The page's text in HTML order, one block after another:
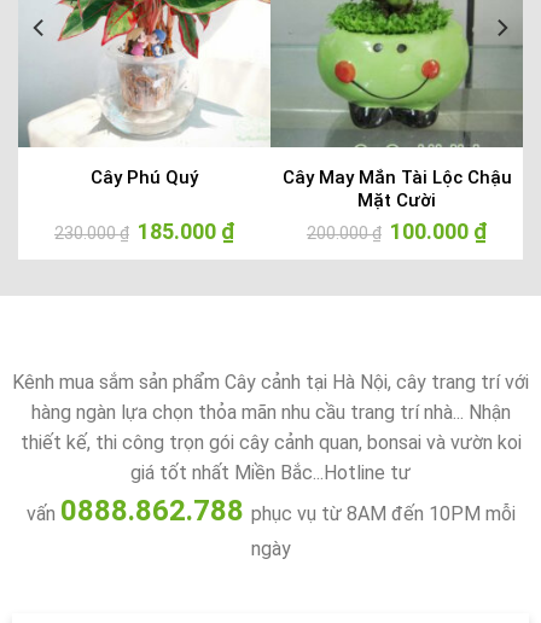
Cây Phú Quý
230.000₫ Giá
gốc
là:
185.000 ₫Giá
tại
185.000 ₫.
Cây May Mắn Tài Lộc Chậu
Mặt Cười
200.000₫ Giá
gốc
là:
100.000 ₫Giá
tại
Kênh mua sắm sản phẩm Cây cảnh tại Hà Nội, cây trang trí với
hàng ngàn lựa chọn thỏa mãn nhu cầu trang trí nhà... Nhận
thiết kế, thi công trọn gói cây cảnh quan, bonsai và vườn koi
giá tốt nhất Miền Bắc...Hotline tư
vấn 0888.862.788 phục vụ từ 8AM đến 10PM mỗi
ngày